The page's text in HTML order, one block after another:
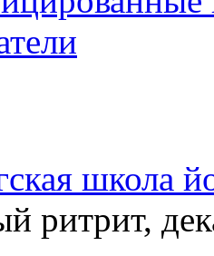
школа
ритрит,